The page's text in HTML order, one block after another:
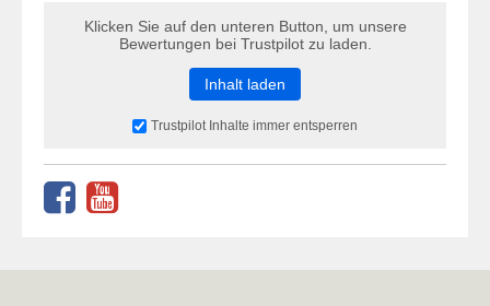
Klicken Sie auf den unteren Button, um unsere
Bewertungen bei Trustpilot zu laden.
Inhalt laden
Trustpilot Inhalte immer entsperren